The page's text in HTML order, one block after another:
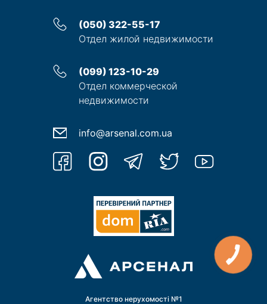
Агентство нерухомості №1
(050) 322-55-17
Отдел жилой недвижимости
(099) 123-10-29
Отдел коммерческой
недвижимости
info@arsenal.com.ua